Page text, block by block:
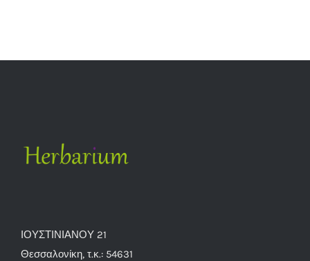
ΙΟΥΣΤΙΝΙΑΝΟΥ 21
Θεσσαλονίκη, τ.κ.: 54631